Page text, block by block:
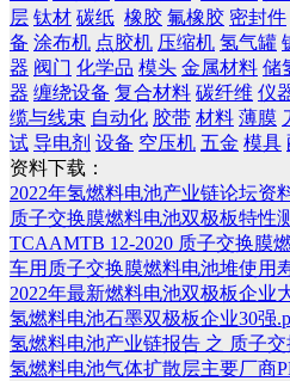
层 钛材 碳纸 橡胶 氟橡胶 密封件
备 涂布机 点胶机 压缩机 氢气罐
器 阀门 化学品 模头 金属材料 储
器 缠绕设备 复合材料 碳纤维 仪
缆与线束 自动化 胶带 材料 薄膜
试 导电剂 设备 空压机 五金 模具
资料下载：
2022年氢燃料电池产业链论坛资
质子交换膜燃料电池双极板特性
TCAAMTB 12-2020 质子交换膜
车用质子交换膜燃料电池堆使用
2022年最新燃料电池双极板企业
氢燃料电池石墨双极板企业30强
氢燃料电池产业链报告 之 质子
氢燃料电池气体扩散层主要厂商